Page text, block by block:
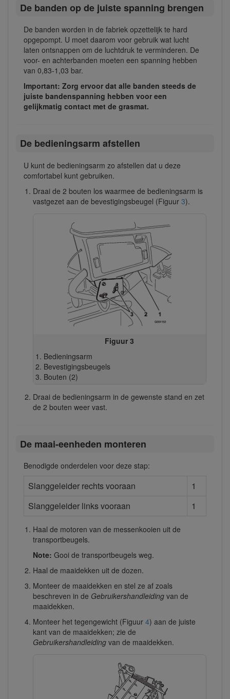
De banden op de juiste spanning brengen
De banden worden in de fabriek opzettelijk te hard
opgepompt. U moet daarom voor gebruik wat lucht
laten ontsnappen om de luchtdruk te verminderen. De
voor- en achterbanden moeten een spanning hebben
van 0,83-1,03 bar.
Important: Zorg ervoor dat alle banden steeds de
juiste bandenspanning hebben voor een
gelijkmatig contact met de grasmat.
De bedieningsarm afstellen
U kunt de bedieningsarm zo afstellen dat u deze
comfortabel kunt gebruiken.
Draai de 2 bouten los waarmee de bedieningsarm is
vastgezet aan de bevestigingsbeugel (Figuur 3).
Figuur 3
Bedieningsarm
Bevestigingsbeugels
Bouten (2)
Draai de bedieningsarm in de gewenste stand en zet
de 2 bouten weer vast.
De maai-eenheden monteren
Benodigde onderdelen voor deze stap:
Slanggeleider rechts vooraan
1
Slanggeleider links vooraan
1
Haal de motoren van de messenkooien uit de
transportbeugels.
Note: Gooi de transportbeugels weg.
Haal de maaidekken uit de dozen.
Monteer de maaidekken en stel ze af zoals
beschreven in de Gebruikershandleidingvan de
maaidekken.
Monteer het tegengewicht (Figuur 4) aan de juiste
kant van de maaidekken; zie de
Gebruikershandleidingvan de maaidekken.